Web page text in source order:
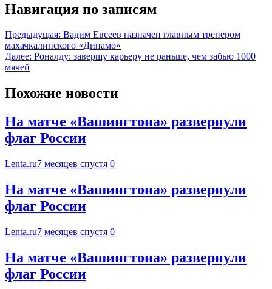
Навигация по записям
Предыдущая: Вадим Евсеев назначен главным тренером
махачкалинского «Динамо»
Далее: Роналду: завершу карьеру не раньше, чем забью 1000
мячей
Похожие новости
На матче «Вашингтона» развернули
флаг России
Lenta.ru7 месяцев спустя 0
На матче «Вашингтона» развернули
флаг России
Lenta.ru7 месяцев спустя 0
На матче «Вашингтона» развернули
флаг России